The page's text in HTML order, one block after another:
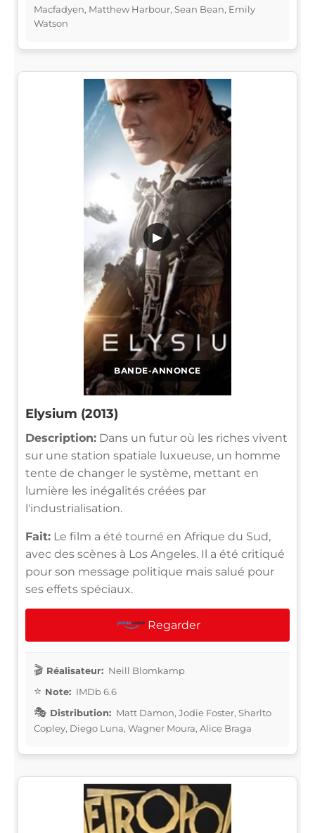
Macfadyen, Matthew Harbour, Sean Bean, Emily
Watson
BANDE-ANNONCE
▶
Elysium (2013)
Description: Dans un futur où les riches vivent
sur une station spatiale luxueuse, un homme
tente de changer le système, mettant en
lumière les inégalités créées par
l'industrialisation.
Fait: Le film a été tourné en Afrique du Sud,
avec des scènes à Los Angeles. Il a été critiqué
pour son message politique mais salué pour
ses effets spéciaux.
Regarder
Réalisateur: Neill Blomkamp
Note: IMDb 6.6
Distribution: Matt Damon, Jodie Foster, Sharlto
Copley, Diego Luna, Wagner Moura, Alice Braga